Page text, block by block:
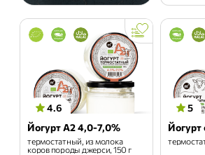
4.6
Йогурт А2 4,0-7,0%
термостатный, из молока
коров породы джерси, 150 г
5
Йогурт